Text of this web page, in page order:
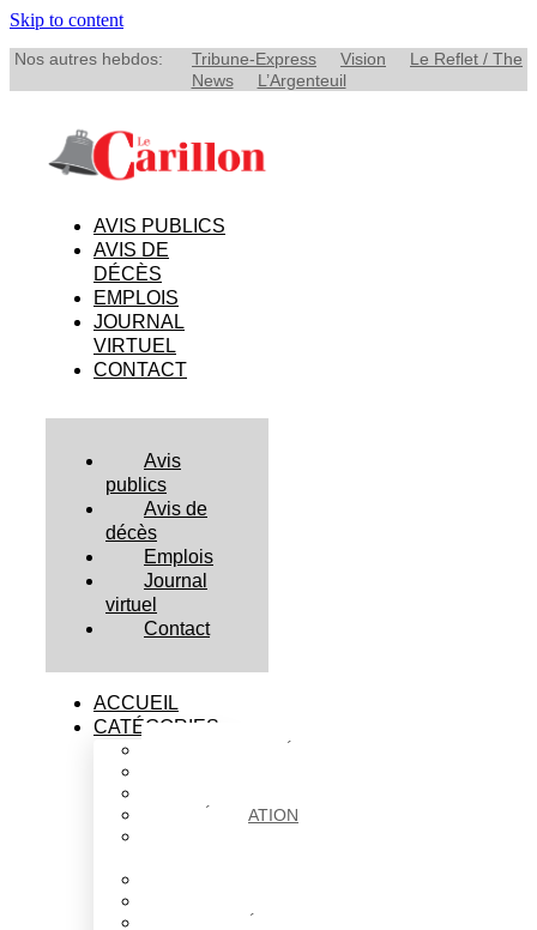
Skip to content
Nos autres hebdos: Tribune-Express Vision
Le Reflet / The
News
L’Argenteuil
AVIS PUBLICS
AVIS DE
DÉCÈS
EMPLOIS
JOURNAL
VIRTUEL
CONTACT
Avis
publics
Avis de
décès
Emplois
Journal
virtuel
Contact
ACCUEIL
CATÉGORIES
ÉDUCATION